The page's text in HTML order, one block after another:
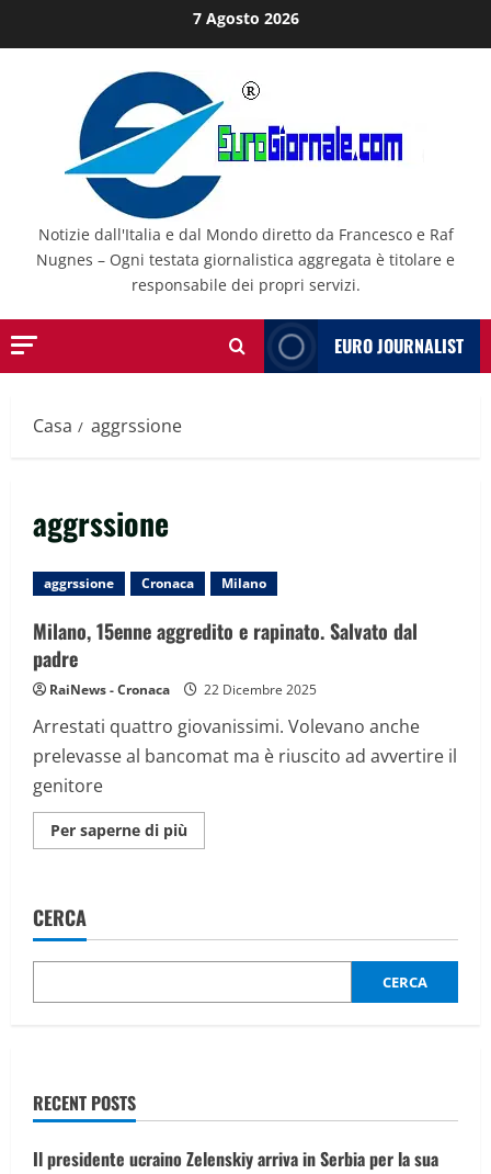
al
7 Agosto 2026
Notizie dall'Italia e dal Mondo diretto da Francesco e Raf
Nugnes – Ogni testata giornalistica aggregata è titolare e
responsabile dei propri servizi.
EURO JOURNALIST
Casa aggrssione
aggrssione
aggrssione Cronaca Milano
Milano, 15enne aggredito e rapinato. Salvato dal
padre
RaiNews - Cronaca 22 Dicembre 2025
Arrestati quattro giovanissimi. Volevano anche
prelevasse al bancomat ma è riuscito ad avvertire il
genitore
Per saperne di più
informazioni
rapinato.
dal
CERCA
CERCA
RECENT POSTS
Il presidente ucraino Zelenskiy arriva in Serbia per la sua